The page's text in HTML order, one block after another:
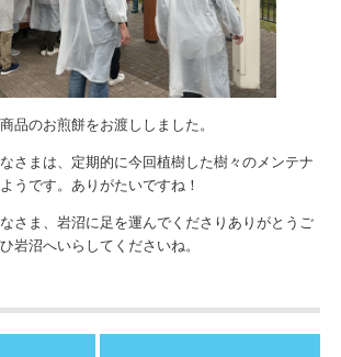
品のお煎餅をお渡ししました。
さまは、定期的に今回植樹した樹々のメンテナ
うです。ありがたいですね！
さま、岩沼に足を運んでくださりありがとうご
岩沼へいらしてくださいね。